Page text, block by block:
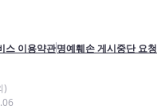
스 이용약관명예훼손 게시중단 요청
)